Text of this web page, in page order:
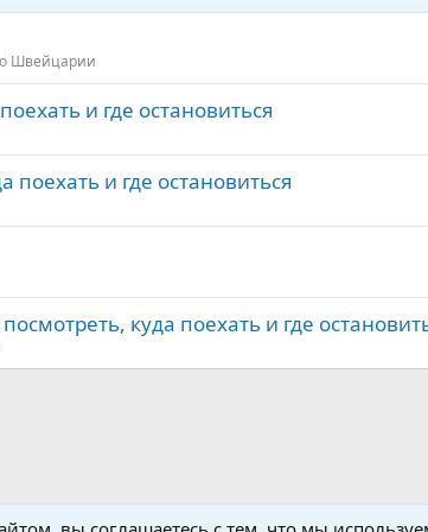
Швейцарии
и где остановиться
поехать и где остановиться
куда поехать и где
о Швейцарии